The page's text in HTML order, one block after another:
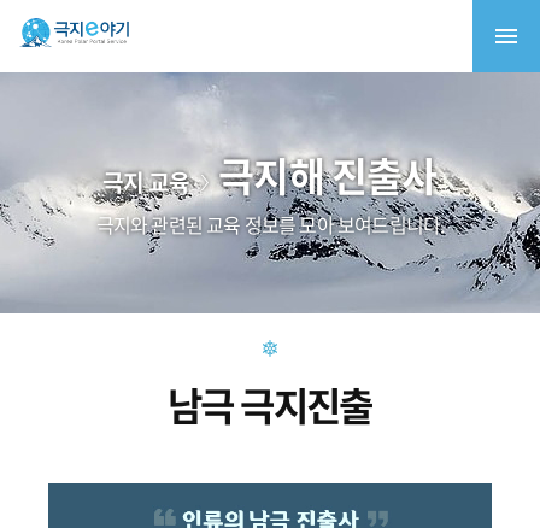
극지 교육 극지해 진출사
극지와 관련된 교육 정보를 모아 보여드립니다.
남극 극지진출